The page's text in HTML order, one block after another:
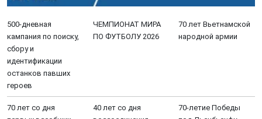
500-дневная
кампания по поиску,
сбору и
идентификации
останков павших
героев
ЧЕМПИОНАТ МИРА
ПО ФУТБОЛУ 2026
70 лет Вьетнамской
народной армии
70 лет со дня
40 лет со дня
70-летие Победы